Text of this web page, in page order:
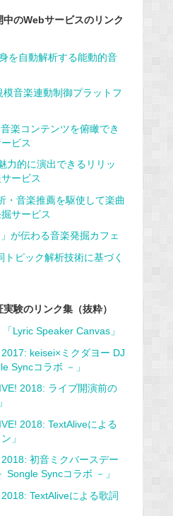
のWebサービスのリンク
を自動解析する能動的音
音楽連動制御プラットフ
楽コンテンツを俯瞰でき
ビス
力的に演出できるリリッ
ービス
・音楽推薦を駆使して楽曲
サービス
が伝わる音楽発掘カフェ
ピック解析技術に基づく
験のリンク集（抜粋）
「Lyric Speaker Canvas」
2017: keisei×ミクダヨー DJ
Syncコラボ －」
2018: ライブ開演前の
2018: TextAliveによる
」
2018: 初音ミクバースデー
Songle Syncコラボ －」
2018: TextAliveによる歌詞